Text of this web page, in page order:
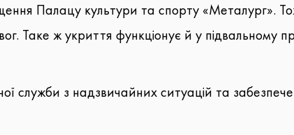
Палацу культури та спорту «Металург».
Таке ж укриття функціонує й у підвальному
служби з надзвичайних ситуацій та